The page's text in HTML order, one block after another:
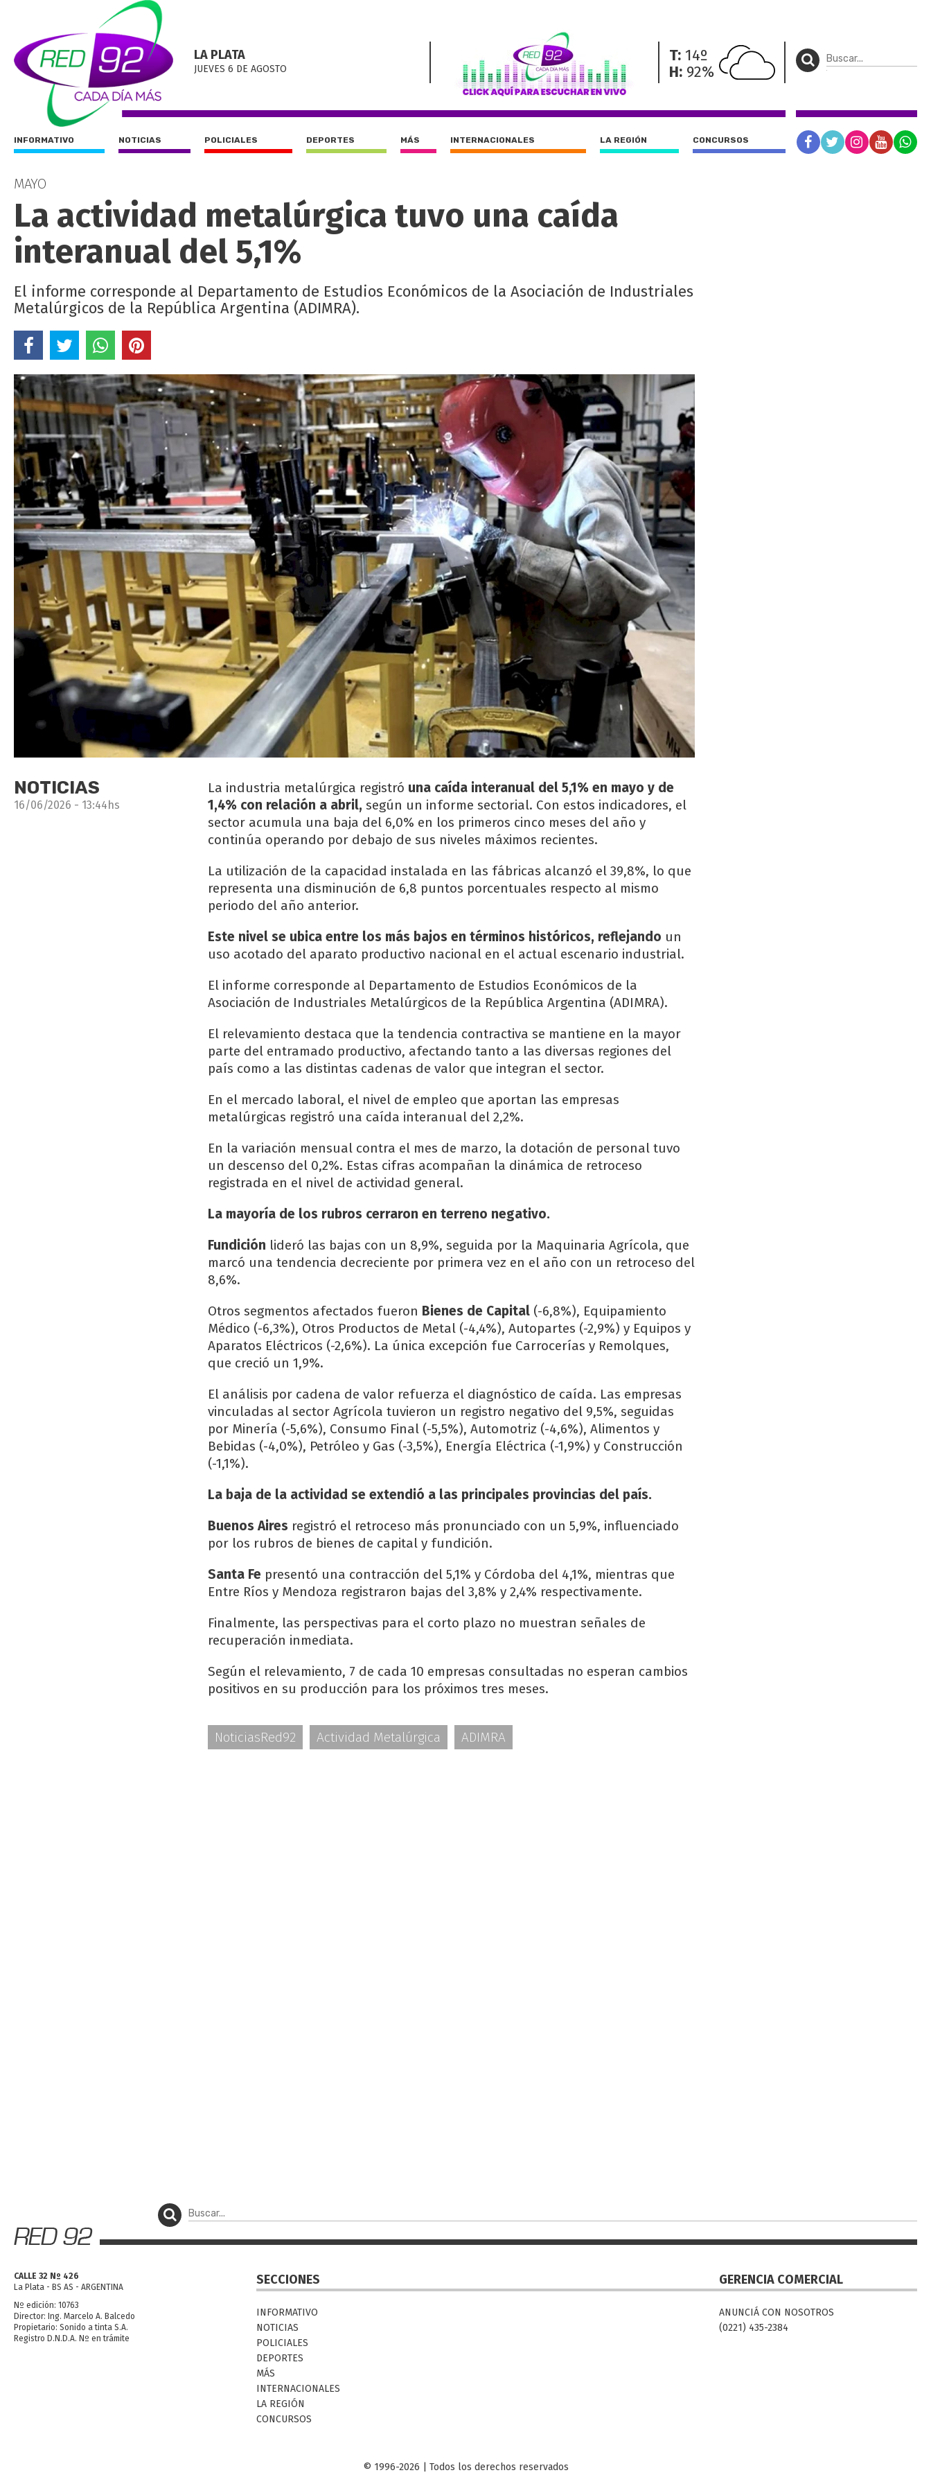
LA PLATA
JUEVES 6 DE AGOSTO
T: 14º
H: 92%
INFORMATIVO NOTICIAS POLICIALES DEPORTES MÁS INTERNACIONALES LA REGIÓN CONCURSOS
MAYO
La actividad metalúrgica tuvo una caída
interanual del 5,1%
El informe corresponde al Departamento de Estudios Económicos de la Asociación de Industriales
Metalúrgicos de la República Argentina (ADIMRA).
NOTICIAS
16/06/2026 - 13:44hs
La industria metalúrgica registró una caída interanual del 5,1% en mayo y de
1,4% con relación a abril, según un informe sectorial. Con estos indicadores, el
sector acumula una baja del 6,0% en los primeros cinco meses del año y
continúa operando por debajo de sus niveles máximos recientes.
La utilización de la capacidad instalada en las fábricas alcanzó el 39,8%, lo que
representa una disminución de 6,8 puntos porcentuales respecto al mismo
periodo del año anterior.
Este nivel se ubica entre los más bajos en términos históricos, reflejando un
uso acotado del aparato productivo nacional en el actual escenario industrial.
El informe corresponde al Departamento de Estudios Económicos de la
Asociación de Industriales Metalúrgicos de la República Argentina (ADIMRA).
El relevamiento destaca que la tendencia contractiva se mantiene en la mayor
parte del entramado productivo, afectando tanto a las diversas regiones del
país como a las distintas cadenas de valor que integran el sector.
En el mercado laboral, el nivel de empleo que aportan las empresas
metalúrgicas registró una caída interanual del 2,2%.
En la variación mensual contra el mes de marzo, la dotación de personal tuvo
un descenso del 0,2%. Estas cifras acompañan la dinámica de retroceso
registrada en el nivel de actividad general.
La mayoría de los rubros cerraron en terreno negativo.
Fundición lideró las bajas con un 8,9%, seguida por la Maquinaria Agrícola, que
marcó una tendencia decreciente por primera vez en el año con un retroceso del
8,6%.
Otros segmentos afectados fueron Bienes de Capital (-6,8%), Equipamiento
Médico (-6,3%), Otros Productos de Metal (-4,4%), Autopartes (-2,9%) y Equipos y
Aparatos Eléctricos (-2,6%). La única excepción fue Carrocerías y Remolques,
que creció un 1,9%.
El análisis por cadena de valor refuerza el diagnóstico de caída. Las empresas
vinculadas al sector Agrícola tuvieron un registro negativo del 9,5%, seguidas
por Minería (-5,6%), Consumo Final (-5,5%), Automotriz (-4,6%), Alimentos y
Bebidas (-4,0%), Petróleo y Gas (-3,5%), Energía Eléctrica (-1,9%) y Construcción
(-1,1%).
La baja de la actividad se extendió a las principales provincias del país.
Buenos Aires registró el retroceso más pronunciado con un 5,9%, influenciado
por los rubros de bienes de capital y fundición.
Santa Fe presentó una contracción del 5,1% y Córdoba del 4,1%, mientras que
Entre Ríos y Mendoza registraron bajas del 3,8% y 2,4% respectivamente.
Finalmente, las perspectivas para el corto plazo no muestran señales de
recuperación inmediata.
Según el relevamiento, 7 de cada 10 empresas consultadas no esperan cambios
positivos en su producción para los próximos tres meses.
NoticiasRed92 Actividad Metalúrgica ADIMRA
CALLE 32 Nº 426
La Plata - BS AS - ARGENTINA
Nº edición: 10763
Director: Ing. Marcelo A. Balcedo
Propietario: Sonido a tinta S.A.
Registro D.N.D.A. Nº en trámite
SECCIONES
INFORMATIVO
NOTICIAS
POLICIALES
DEPORTES
MÁS
INTERNACIONALES
LA REGIÓN
CONCURSOS
GERENCIA COMERCIAL
ANUNCIÁ CON NOSOTROS
(0221) 435-2384
© 1996-2026 | Todos los derechos reservados